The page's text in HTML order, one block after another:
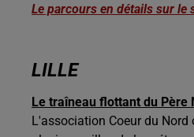
Le parcours en détails sur le
LILLE
Le traîneau flottant du Père
L'association Coeur du Nord